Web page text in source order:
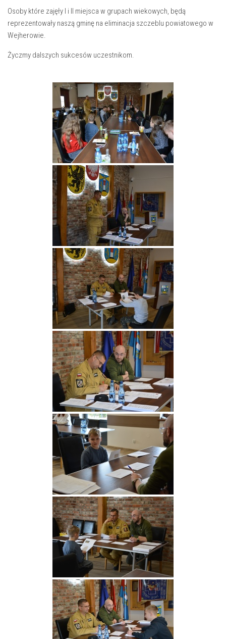
Osoby które zajęły I i II miejsca w grupach wiekowych, będą
reprezentowały naszą gminę na eliminacja szczeblu powiatowego w
Wejherowie.
Życzmy dalszych sukcesów uczestnikom.